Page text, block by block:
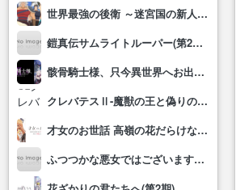
世界最強の後衛 ～迷宮国の新人探索者～
鎧真伝サムライトルーパー(第2クール)
骸骨騎士様、只今異世界へお出掛け中Ⅱ
クレバテスⅡ-魔獣の王と偽りの勇者伝承-
才女のお世話 高嶺の花だらけな名門校で、学院一のお嬢様(生活能力皆無)を陰ながらお世話することになりました
ふつつかな悪女ではございますが～雛宮蝶鼠とりかえ伝～